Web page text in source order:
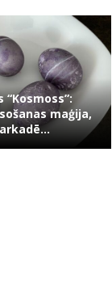
“Kosmoss”:
maģija,